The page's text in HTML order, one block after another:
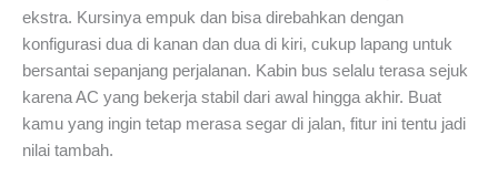
ekstra. Kursinya empuk dan bisa direbahkan dengan
konfigurasi dua di kanan dan dua di kiri, cukup lapang untuk
bersantai sepanjang perjalanan. Kabin bus selalu terasa sejuk
karena AC yang bekerja stabil dari awal hingga akhir. Buat
kamu yang ingin tetap merasa segar di jalan, fitur ini tentu jadi
nilai tambah.